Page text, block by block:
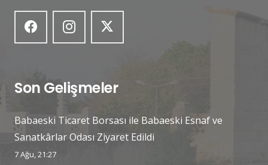
Son Gelişmeler
Babaeski Ticaret Borsası ile Babaeski Esnaf ve
Sanatkârlar Odası Ziyaret Edildi
7 Ağu, 21:27